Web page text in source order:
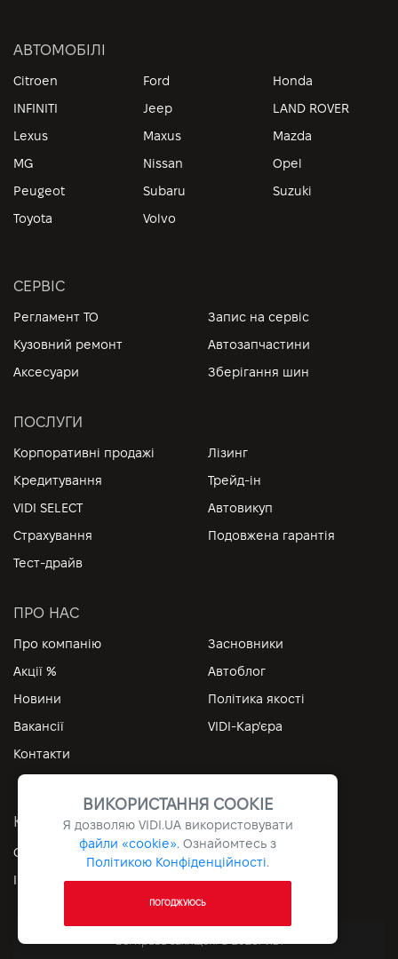
АВТОМОБІЛІ
Citroen Ford
Honda
INFINITI
Jeep
LAND ROVER
Lexus
Maxus
Mazda
MG
Nissan
Opel
Peugeot
Subaru
Suzuki
Toyota
Volvo
СЕРВІС
Регламент ТО
Запис на сервіс
Кузовний ремонт
Автозапчастини
Аксесуари
Зберігання шин
ПОСЛУГИ
Корпоративні продажі
Лізинг
Кредитування
Трейд-ін
VIDI SELECT
Автовикуп
Страхування
Подовжена гарантія
Тест-драйв
ПРО НАС
Про компанію
Засновники
Акції %
Автоблог
Новини
Політика якості
Вакансії
VIDI-Кар'єра
Контакти
КОРИСНІ ПОСИЛАННЯ
Особистий кабінет
Контакти
Інформація
Архів
ВИКОРИСТАННЯ COOKIE
Я дозволяю VIDI.UAвикористовувати
файли «cookie». Ознайомтесь з
Політикою Конфіденційності.
ПОГОДЖУЮСЬ